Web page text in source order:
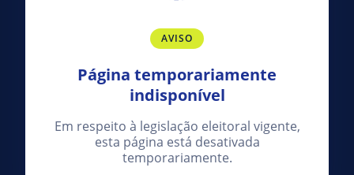
AVISO
Página temporariamente
indisponível
Em respeito à legislação eleitoral vigente,
esta página está desativada
temporariamente.